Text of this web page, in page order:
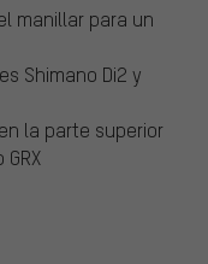
manillar para un
Shimano Di2 y
la parte superior